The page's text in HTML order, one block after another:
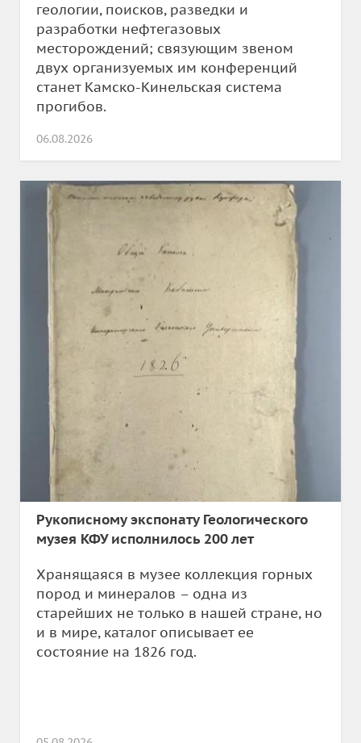
геологии, поисков, разведки и
разработки нефтегазовых
месторождений; связующим звеном
двух организуемых им конференций
станет Камско-Кинельская система
прогибов.
06.08.2026
Рукописному экспонату Геологического
музея КФУ исполнилось 200 лет
Хранящаяся в музее коллекция горных
пород и минералов – одна из
старейших не только в нашей стране, но
и в мире, каталог описывает ее
состояние на 1826 год.